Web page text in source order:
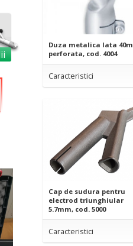
Duza metalica lata
perforata, cod. 4004
Caracteristici
Cap de sudura pentru
electrod triunghiular
5.7mm, cod. 5000
Caracteristici